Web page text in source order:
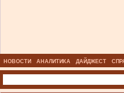
НОВОСТИ АНАЛИТИКА ДАЙДЖЕСТ